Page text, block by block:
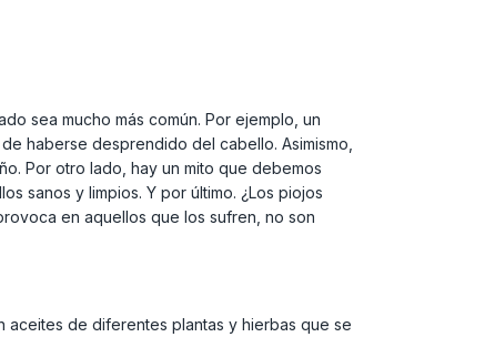
sea mucho más común. Por ejemplo, un
haberse desprendido del cabello. Asimismo,
Por otro lado, hay un mito que debemos
sanos y limpios. Y por último. ¿Los piojos
en aquellos que los sufren, no son
aceites de diferentes plantas y hierbas que se